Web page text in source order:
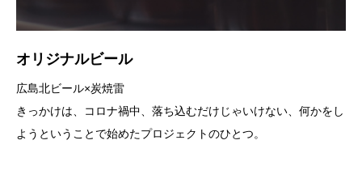
オリジナルビール
広島北ビール×炭焼雷
きっかけは、コロナ禍中、落ち込むだけじゃいけない、何かをし
ようということで始めたプロジェクトのひとつ。